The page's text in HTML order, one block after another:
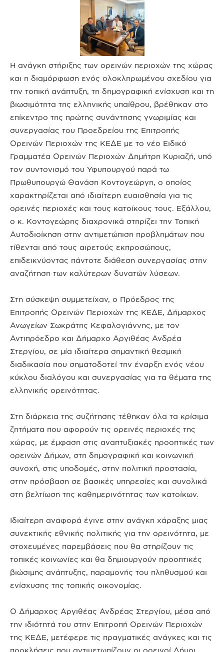
Η ανάγκη στήριξης των ορεινών περιοχών της χώρας
και η διαμόρφωση ενός ολοκληρωμένου σχεδίου για
την τοπική ανάπτυξη, τη δημογραφική ενίσχυση και τη
βιωσιμότητα της ελληνικής υπαίθρου, βρέθηκαν στο
επίκεντρο της πρώτης συνάντησης γνωριμίας και
συνεργασίας του Προεδρείου της Επιτροπής
Ορεινών Περιοχών της ΚΕΔΕ με το νέο Ειδικό
Γραμματέα Ορεινών Περιοχών Δημήτρη Κυριαζή, υπό
τον συντονισμό του Υφυπουργού παρά τω
Πρωθυπουργώ Θανάση Κοντογεώργη, ο οποίος
χαρακτηρίζεται από ιδιαίτερη ευαισθησία για τις
ορεινές περιοχές και τους κατοίκους τους. Εξάλλου,
ο κ. Κοντογεώρης διαχρονικά στηρίζει την Τοπική
Αυτοδιοίκηση στην αντιμετώπιση προβλημάτων που
τίθενται από τους αιρετούς εκπροσώπους,
επιδεικνύοντας πάντοτε διάθεση συνεργασίας στην
αναζήτηση των καλύτερων δυνατών λύσεων.
Στη σύσκεψη συμμετείχαν, ο Πρόεδρος της
Επιτροπής Ορεινών Περιοχών της ΚΕΔΕ, Δήμαρχος
Ανωγείων Σωκράτης Κεφαλογιάννης, με τον
Αντιπρόεδρο και Δήμαρχο Αργιθέας Ανδρέα
Στεργίου, σε μία ιδιαίτερα σημαντική θεσμική
διαδικασία που σηματοδοτεί την έναρξη ενός νέου
κύκλου διαλόγου και συνεργασίας για τα θέματα της
ελληνικής ορεινότητας.
Στη διάρκεια της συζήτησης τέθηκαν όλα τα κρίσιμα
ζητήματα που αφορούν τις ορεινές περιοχές της
χώρας, με έμφαση στις αναπτυξιακές προοπτικές των
ορεινών Δήμων, στη δημογραφική και κοινωνική
συνοχή, στις υποδομές, στην πολιτική προστασία,
στην πρόσβαση σε βασικές υπηρεσίες και συνολικά
στη βελτίωση της καθημερινότητας των κατοίκων.
Ιδιαίτερη αναφορά έγινε στην ανάγκη χάραξης μιας
συνεκτικής εθνικής πολιτικής για την ορεινότητα, με
στοχευμένες παρεμβάσεις που θα στηρίζουν τις
τοπικές κοινωνίες και θα δημιουργούν προοπτικές
βιώσιμης ανάπτυξης, παραμονής του πληθυσμού και
ενίσχυσης της τοπικής οικονομίας.
Ο Δήμαρχος Αργιθέας Ανδρέας Στεργίου, μέσα από
την ιδιότητά του στην Επιτροπή Ορεινών Περιοχών
της ΚΕΔΕ, μετέφερε τις πραγματικές ανάγκες και τις